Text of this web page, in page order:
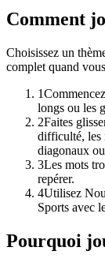
Comment
Choisissez un
complet quand
1
longs ou les
2Faites
difficulté, les
diagonaux
3Les mots
repérer.
4Utilisez
Sports avec
Pourquoi